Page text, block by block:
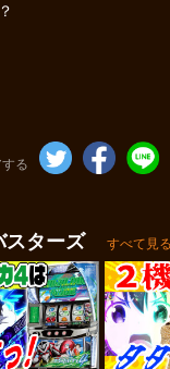
る
スターズ
すべて見